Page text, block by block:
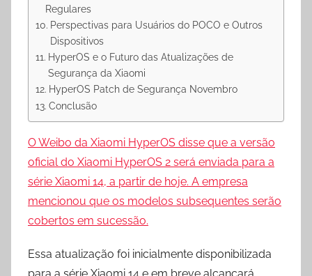
Regulares
Perspectivas para Usuários do POCO e Outros
Dispositivos
HyperOS e o Futuro das Atualizações de
Segurança da Xiaomi
HyperOS Patch de Segurança Novembro
Conclusão
O Weibo da Xiaomi HyperOS disse que a versão
oficial do Xiaomi HyperOS 2 será enviada para a
série Xiaomi 14, a partir de hoje. A empresa
mencionou que os modelos subsequentes serão
cobertos em sucessão.
Essa atualização foi inicialmente disponibilizada